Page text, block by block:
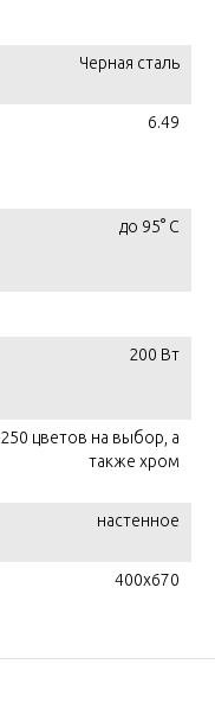
Черная сталь
6.49
до 95° С
200 Вт
250 цветов на выбор, а
также хром
настенное
400x670